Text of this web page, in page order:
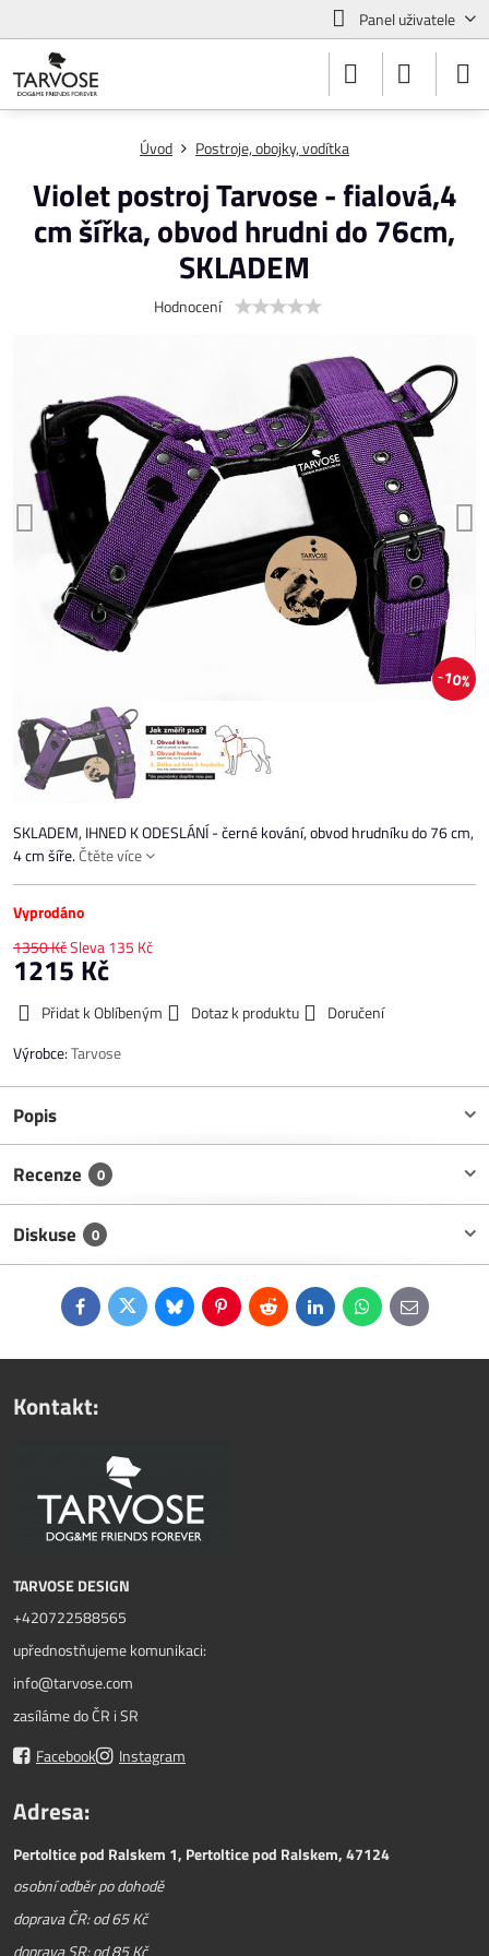
Panel uživatele
10%
Úvod Postroje, obojky, vodítka
Violet postroj Tarvose - fialová,4
cm šířka, obvod hrudni do 76cm,
SKLADEM
Hodnocení
SKLADEM, IHNED K ODESLÁNÍ - černé kování, obvod hrudníku do 76 cm,
4 cm šíře.Čtěte více
Vyprodáno
1350 KčSleva135 Kč
1215 Kč
Přidat k Oblíbeným Dotaz k produktu
Doručení
Výrobce:Tarvose
Popis
Recenze 0
Diskuse 0
FacebookTwitterBlueskyPinterestReddit LinkedInWhatsApp
E-
mail
Kontakt:
TARVOSE DESIGN
+420722588565
upřednostňujeme komunikaci:
info@tarvose.com
zasíláme do ČR i SR
Facebook
Instagram
Adresa:
Pertoltice pod Ralskem 1, Pertoltice pod Ralskem, 47124
osobní odběr po dohodě
doprava ČR: od 65 Kč
doprava SR: od 85 Kč